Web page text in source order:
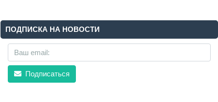
ПОДПИСКА НА НОВОСТИ
Подписаться